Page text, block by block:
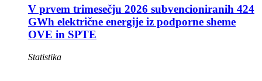
V prvem trimesečju 2026 subvencioniranih 424
GWh električne energije iz podporne sheme
OVE in SPTE
Statistika